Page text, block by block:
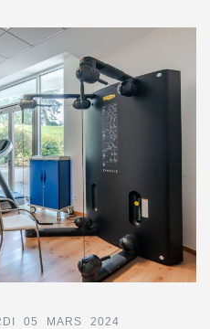
05 MARS 2024